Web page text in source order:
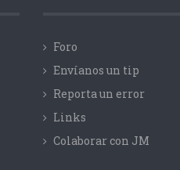
Foro
Envíanos un tip
Reporta un error
Links
Colaborar con JM